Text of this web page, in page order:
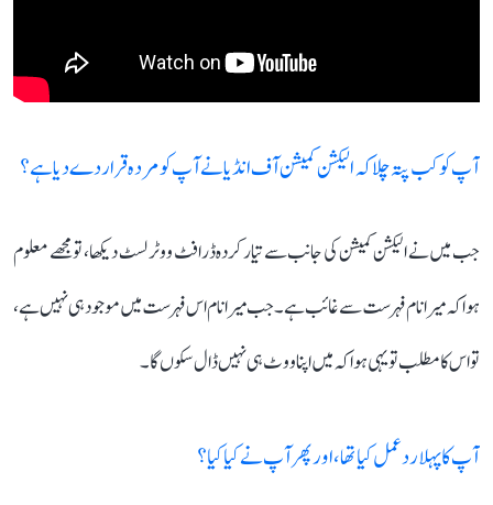
آپ کو کب پتہ چلا کہ الیکشن کمیشن آف انڈیا نے آپ کو مردہ قرار دے دیا ہے؟
جب میں نے الیکشن کمیشن کی جانب سے تیار کردہ ڈرافٹ ووٹر لسٹ دیکھا، تو مجھے معلوم
ہوا کہ میرا نام فہرست سے غائب ہے۔ جب میرا نام اس فہرست میں موجود ہی نہیں ہے،
تو اس کا مطلب تو یہی ہوا کہ میں اپنا ووٹ ہی نہیں ڈال سکوں گا۔
آپ کا پہلا ردعمل کیا تھا، اور پھر آپ نے کیا کیا؟